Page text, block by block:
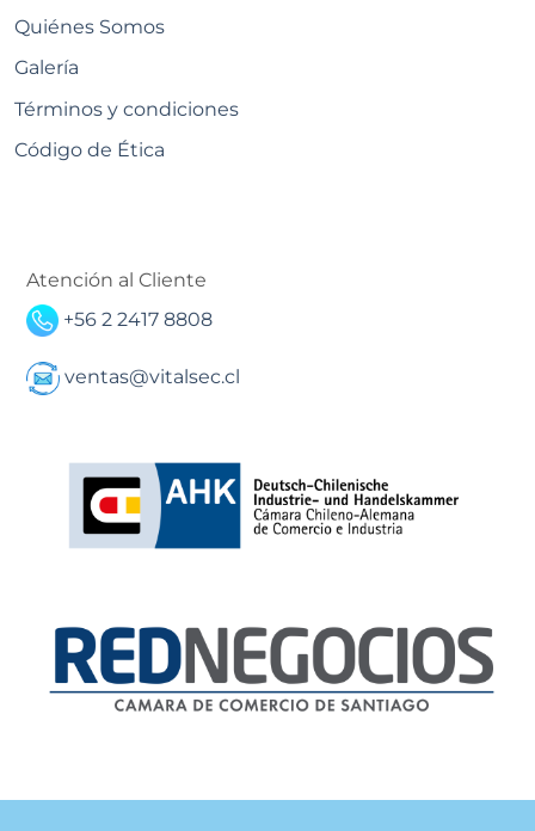
Quiénes Somos
Galería
Términos y condiciones
Código de Ética
Atención al Cliente
+56 2 2417 8808
ventas@vitalsec.cl